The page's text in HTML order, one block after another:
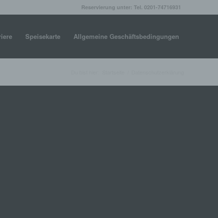
Reservierung unter: Tel. 0201-74716931
Speisekarte Allgemeine Geschäftsbedingungen